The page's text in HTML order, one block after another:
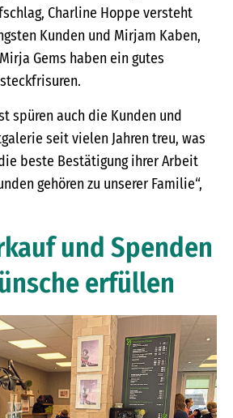
Charline Hoppe versteht
Kunden und Mirjam Kaben,
Gems haben ein gutes
spüren auch die Kunden und
seit vielen Jahren treu, was
beste Bestätigung ihrer Arbeit
gehören zu unserer Familie“,
und Spenden
erfüllen